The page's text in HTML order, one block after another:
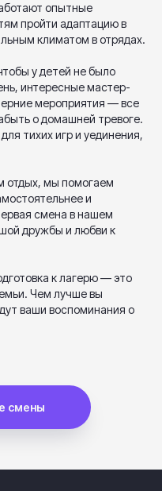
опытные
пройти адаптацию в
климатом в отрядах.
у детей не было
интересные мастер-
мероприятия — все
о домашней тревоге.
тихих игр и уединения,
отдых, мы помогаем
и
смена в нашем
дружбы и любви к
к лагерю — это
Чем лучше вы
ваши воспоминания о
смены